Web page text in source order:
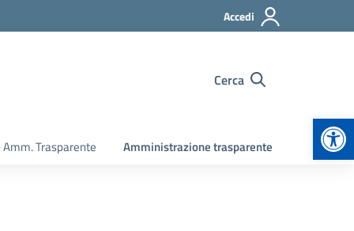
Accedi
Cerca
Trasparente Amministrazione trasparente